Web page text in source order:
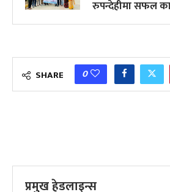
रुपन्देहीमा सफल
SHARE 0
प्रमुख हेडलाइन्स